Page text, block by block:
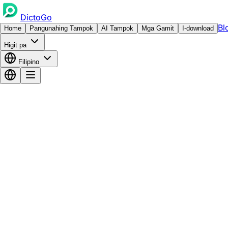
DictoGo
Home Pangunahing Tampok AI Tampok Mga Gamit I-download
Higit pa
Filipino